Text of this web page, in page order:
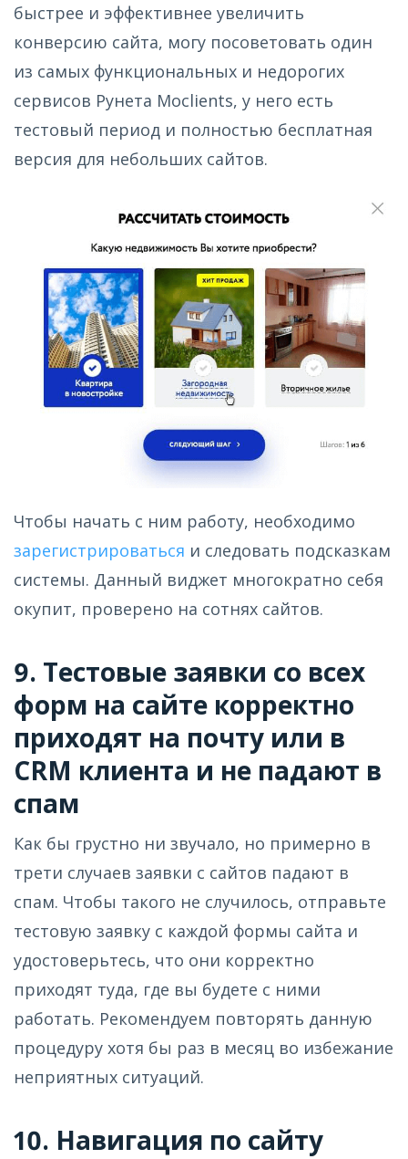
быстрее и эффективнее увеличить
конверсию сайта, могу посоветовать один
из самых функциональных и недорогих
сервисов Рунета Moclients, у него есть
тестовый период и полностью бесплатная
версия для небольших сайтов.
Чтобы начать с ним работу, необходимо
зарегистрироваться и следовать подсказкам
системы. Данный виджет многократно себя
окупит, проверено на сотнях сайтов.
9. Тестовые заявки со всех
форм на сайте корректно
приходят на почту или в
CRM клиента и не падают в
спам
Как бы грустно ни звучало, но примерно в
трети случаев заявки с сайтов падают в
спам. Чтобы такого не случилось, отправьте
тестовую заявку с каждой формы сайта и
удостоверьтесь, что они корректно
приходят туда, где вы будете с ними
работать. Рекомендуем повторять данную
процедуру хотя бы раз в месяц во избежание
неприятных ситуаций.
10. Навигация по сайту